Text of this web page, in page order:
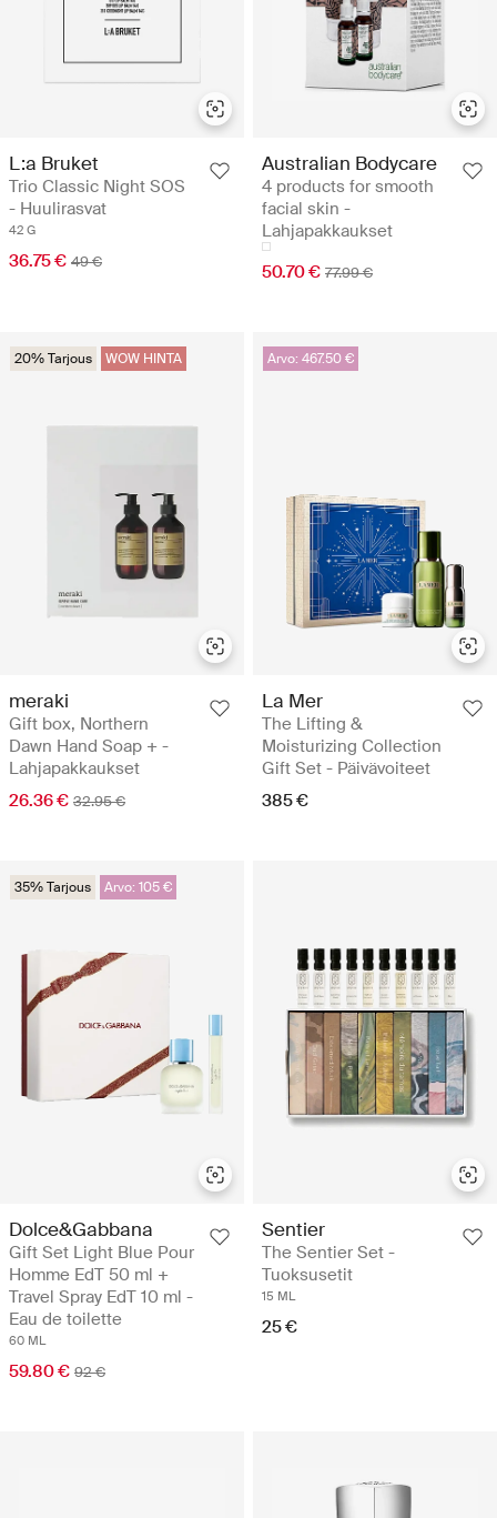
L:a Bruket
Trio Classic Night SOS
- Huulirasvat
42 G
36.75 € 49 €
Australian Bodycare
4 products for smooth
facial skin -
Lahjapakkaukset
50.70 € 77.99 €
20% Tarjous WOW HINTA
meraki
Gift box, Northern
Dawn Hand Soap + -
Lahjapakkaukset
26.36 € 32.95 €
Arvo: 467.50 €
La Mer
The Lifting &
Moisturizing Collection
Gift Set - Päivävoiteet
385 €
35% Tarjous Arvo: 105 €
Dolce&Gabbana
Gift Set Light Blue Pour
Homme EdT 50 ml +
Travel Spray EdT 10 ml -
Eau de toilette
60 ML
59.80 € 92 €
Sentier
The Sentier Set -
Tuoksusetit
15 ML
25 €